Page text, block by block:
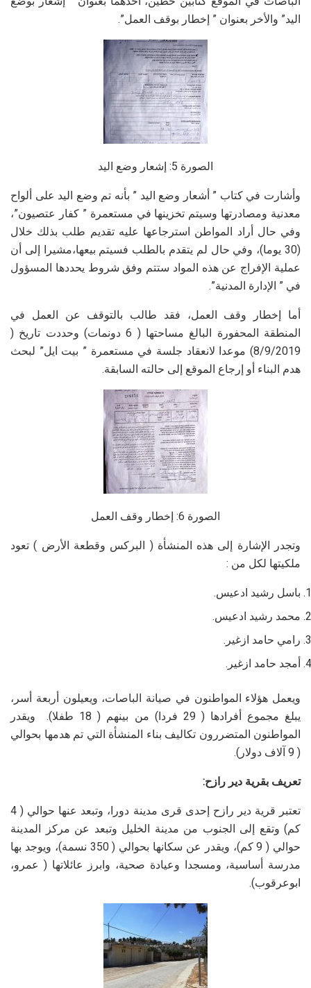
اليد” والأخر بعنوان ” إخطار بوقف العمل”.
الصورة 5: إشعار وضع اليد
وأشارت في كتاب ” أشعار وضع اليد ” بأنه تم وضع اليد على ألواح
معدنية ومصادرتها وسيتم تخزينها في مستعمرة ” كفار عتصيون”،
وفي حال أراد المواطن استرجاعها عليه تقديم طلب بذلك خلال
(30 يوما)، وفي حال لم يتقدم بالطلب فسيتم بيعها،مشيرا إلى أن
عملية الإفراج عن هذه المواد ستتم وفق شروط يحددها المسؤول
في ” الإدارة المدنية”.
أما إخطار وقف العمل، فقد طالب بالتوقف عن العمل في
المنطقة المحفورة البالغ مساحتها ( 6 دونمات) وحددت تاريخ (
8/9/2019) موعدا لانعقاد جلسة في مستعمرة ” بيت ايل” لبحث
هدم البناء أو إرجاع الموقع إلى حالته السابقة.
الصورة 6: إخطار وقف العمل
وتجدر الإشارة إلى هذه المنشأة ( البركس وقطعة الأرض ) تعود
ملكيتها لكل من :
باسل رشيد ادعيس.
محمد رشيد ادعيس.
رامي حامد ازغير.
أمجد حامد ازغير.
ويعمل هؤلاء المواطنون في صيانة الباصات، ويعيلون أربعة أسر،
يبلغ مجموع أفرادها ( 29 فردا) من بينهم ( 18 طفلا). ويقدر
المواطنون المتضررون تكاليف بناء المنشأة التي تم هدمها بحوالي
( 9 آلاف دولار).
تعريف بقرية دير رازح:
تعتبر قرية دير رازح إحدى قرى مدينة دورا، وتبعد عنها حوالي ( 4
كم) وتقع إلى الجنوب من مدينة الخليل وتبعد عن مركز المدينة
حوالي ( 9 كم)، ويقدر عن سكانها بحوالي ( 350 نسمة)، ويوجد بها
مدرسة أساسية، ومسجدا وعيادة صحية، وابرز عائلاتها ( عمرو،
ابوعرقوب).